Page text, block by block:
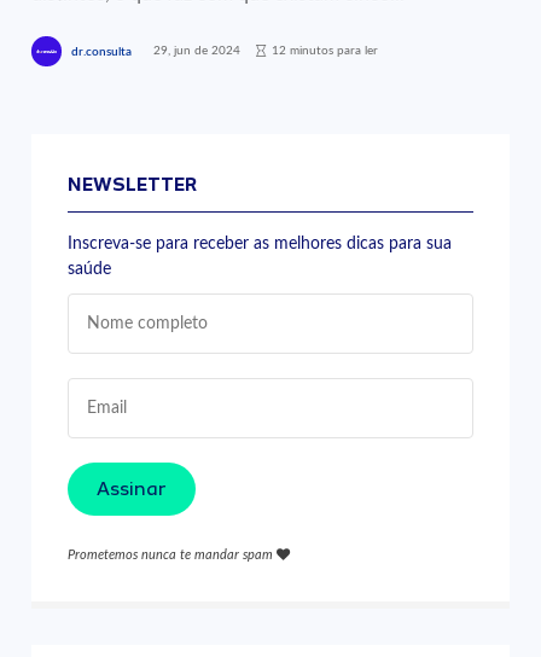
dr.consulta 29, jun de 2024 12 minutos para ler
NEWSLETTER
Inscreva-se para receber as melhores dicas para sua
saúde
Assinar
Prometemos nunca te mandar spam